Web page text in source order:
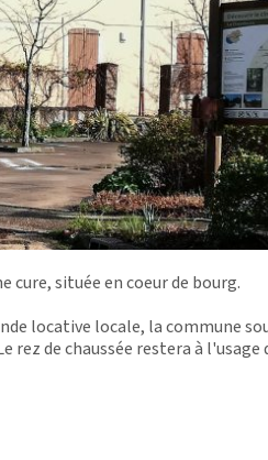
cure, située en coeur de bourg.
locative locale, la commune
de chaussée restera à l'usage